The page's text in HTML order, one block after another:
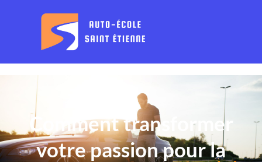
Comment transformer
votre passion pour la